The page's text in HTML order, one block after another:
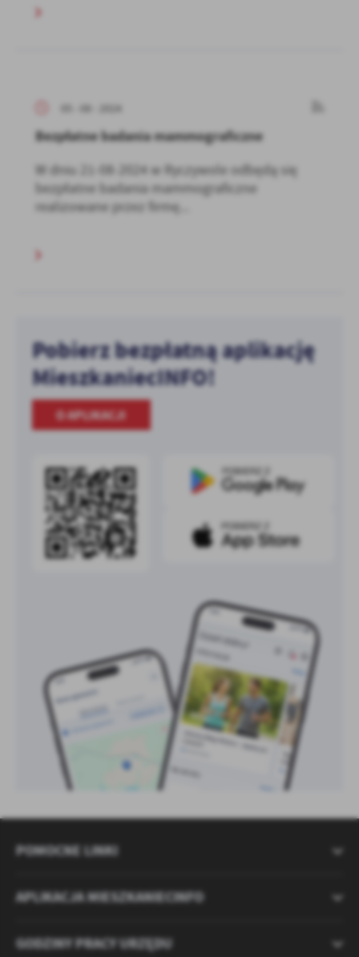
05 - 08 - 2024
Bezpłatne badania mammograficzne
W dniu 21-08-2024 w Ryczywole odbędą się
bezpłatne badania mammograficzne
realizowane przez firmę...
Pobierz bezpłatną aplikację
MieszkaniecINFO!
O APLIKACJI
POMOCNE LINKI
APLIKACJA MIESZKANIECINFO
GODZINY PRACY URZĘDU